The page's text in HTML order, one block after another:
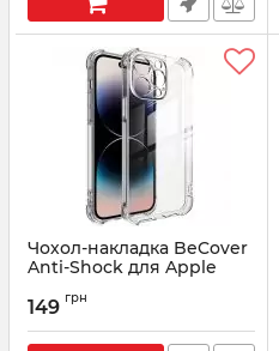
Чохол-накладка BeCover
Anti-Shock для Apple
(706952)
Артикул: 706952
149 грн